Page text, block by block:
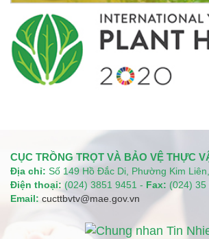
CỤC TRỒNG TRỌT VÀ BẢO VỆ THỰC
Địa chỉ: Số 149 Hồ Đắc Di, Phường Kim
Điện thoại: (024) 3851 9451 - Fax: (024) 35
Email: cucttbvtv@mae.gov.vn